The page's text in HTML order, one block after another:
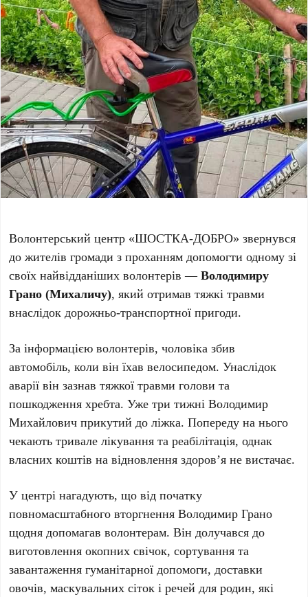
Волонтерський центр «ШОСТКА-ДОБРО» звернувся
до жителів громади з проханням допомогти одному зі
своїх найвідданіших волонтерів —Володимиру
Грано (Михаличу), який отримав тяжкі травми
внаслідок дорожньо-транспортної пригоди.
За інформацією волонтерів, чоловіка збив
автомобіль, коли він їхав велосипедом. Унаслідок
аварії він зазнав тяжкої травми голови та
пошкодження хребта. Уже три тижні Володимир
Михайлович прикутий до ліжка. Попереду на нього
чекають тривале лікування та реабілітація, однак
власних коштів на відновлення здоров’я не вистачає.
У центрі нагадують, що від початку
повномасштабного вторгнення Володимир Грано
щодня допомагав волонтерам. Він долучався до
виготовлення окопних свічок, сортування та
завантаження гуманітарної допомоги, доставки
овочів, маскувальних сіток і речей для родин, які